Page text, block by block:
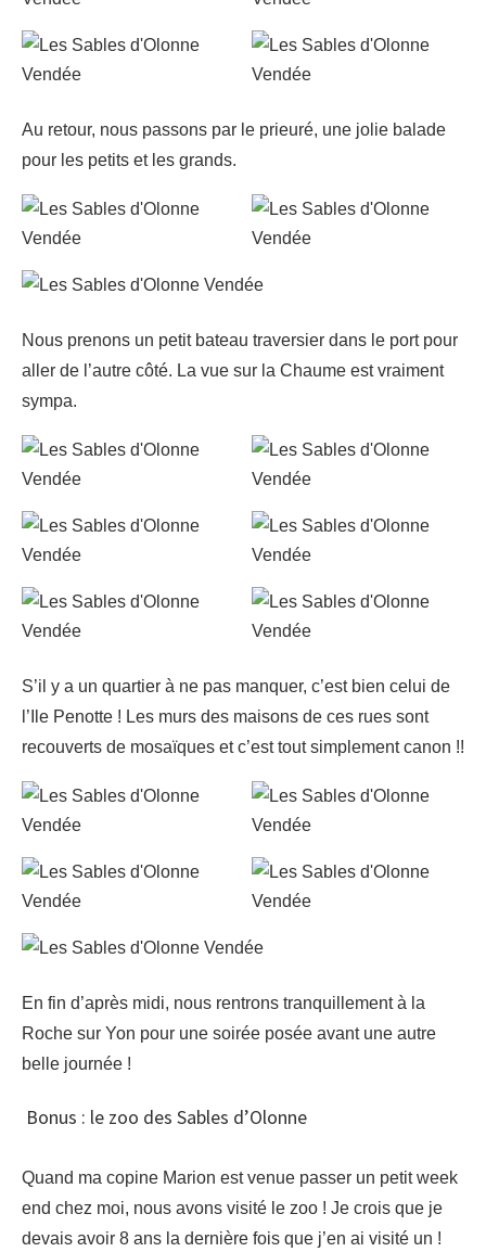
Au retour, nous passons par le prieuré, une jolie balade
pour les petits et les grands.
Nous prenons un petit bateau traversier dans le port pour
aller de l’autre côté. La vue sur la Chaume est vraiment
sympa.
S’il y a un quartier à ne pas manquer, c’est bien celui de
l’Ile Penotte ! Les murs des maisons de ces rues sont
recouverts de mosaïques et c’est tout simplement canon !!
En fin d’après midi, nous rentrons tranquillement à la
Roche sur Yon pour une soirée posée avant une autre
belle journée !
Bonus : le zoo des Sables d’Olonne
Quand ma copine Marion est venue passer un petit week
end chez moi, nous avons visité le zoo ! Je crois que je
devais avoir 8 ans la dernière fois que j’en ai visité un !